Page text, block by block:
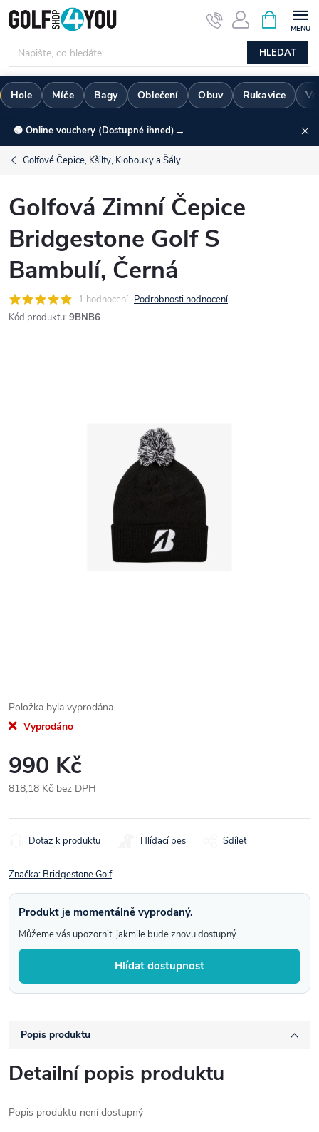
Přejít
na
obsah
HLEDAT
NÁKUPNÍ
KOŠÍK
Hole Míče Bagy Oblečení Obuv Rukavice
🟢 Online vouchery (Dostupné ihned) →
Golfové Čepice, Kšilty, Klobouky a Šály
Golfová Zimní Čepice
Bridgestone Golf S
Bambulí, Černá
1 hodnocení Podrobnosti hodnocení
Kód produktu: 9BNB6
Položka byla vyprodána…
Vyprodáno
990 Kč
818,18 Kč bez DPH
cena:
Dotaz k produktu Hlídací pes Sdílet
Značka: Bridgestone Golf
Produkt je momentálně vyprodaný.
Můžeme vás upozornit, jakmile bude znovu dostupný.
Hlídat dostupnost
Popis produktu
Detailní popis produktu
Popis produktu není dostupný